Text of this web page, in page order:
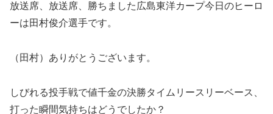
放送席、放送席、勝ちました広島東洋カープ今日のヒーロ
ーは田村俊介選手です。
（田村）ありがとうございます。
しびれる投手戦で値千金の決勝タイムリースリーベース、
打った瞬間気持ちはどうでしたか？